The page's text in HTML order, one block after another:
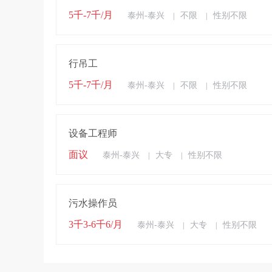
5千-7千/月 泰州-泰兴 不限 性别不限
行吊工
5千-7千/月 泰州-泰兴 不限 性别不限
设备工程师
面议 泰州-泰兴 大专 性别不限
污水操作员
3千3-6千6/月 泰州-泰兴 大专 性别不限